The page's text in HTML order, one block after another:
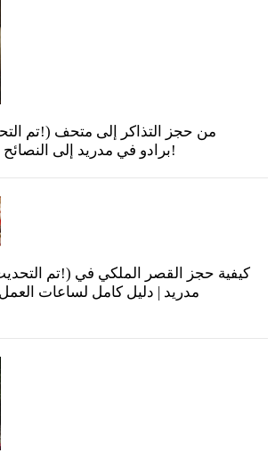
برادو في مدريد إلى النصائح للدخول المجاني!
مدريد | دليل كامل لساعات